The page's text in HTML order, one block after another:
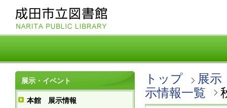
展示・イベント
本館 展示情報
トップ
展示
示情報一覧